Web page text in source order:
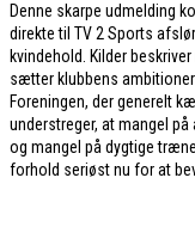
Denne skarpe udmelding
direkte til TV 2 Sports
kvindehold. Kilder
sætter klubbens
Foreningen, der generelt
understreger, at mangel
og mangel på dygtige
forhold seriøst nu for at